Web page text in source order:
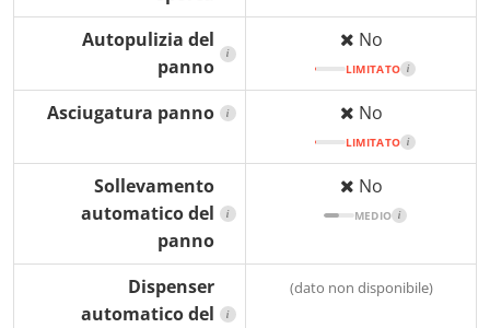
Autopulizia del
panno
i
No
LIMITATO i
Asciugatura panno i No
LIMITATO i
Sollevamento
automatico del
panno
i
No
MEDIO i
Dispenser
automatico del
i
(dato non disponibile)